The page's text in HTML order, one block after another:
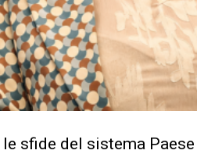
sfide del sistema Paese